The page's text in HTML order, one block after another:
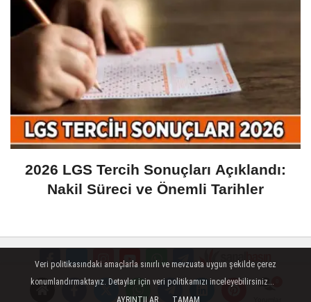
2026 LGS Tercih Sonuçları Açıklandı:
Nakil Süreci ve Önemli Tarihler
İletişim Çerez Politikası Gizlilik İlkeleri
Veri politikasındaki amaçlarla sınırlı ve mevzuata uygun şekilde çerez
konumlandırmaktayız. Detaylar için veri politikamızı inceleyebilirsiniz...
AYRINTILAR
TAMAM